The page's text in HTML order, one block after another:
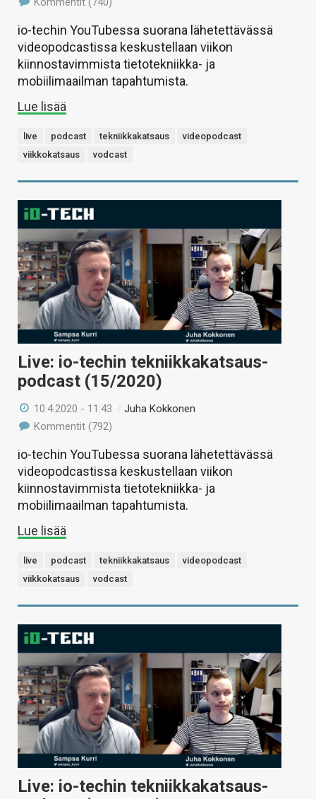
io-techin YouTubessa suorana lähetettävässä
videopodcastissa keskustellaan viikon
kiinnostavimmista tietotekniikka- ja
mobiilimaailman tapahtumista.
Lue lisää
live podcast tekniikkakatsaus
videopodcast
viikkokatsaus
vodcast
Live: io-techin tekniikkakatsaus-
podcast (15/2020)
10.4.2020 - 11:43 /Juha Kokkonen
Kommentit (792)
io-techin YouTubessa suorana lähetettävässä
videopodcastissa keskustellaan viikon
kiinnostavimmista tietotekniikka- ja
mobiilimaailman tapahtumista.
Lue lisää
live podcast tekniikkakatsaus
videopodcast
viikkokatsaus
vodcast
Live: io-techin tekniikkakatsaus-